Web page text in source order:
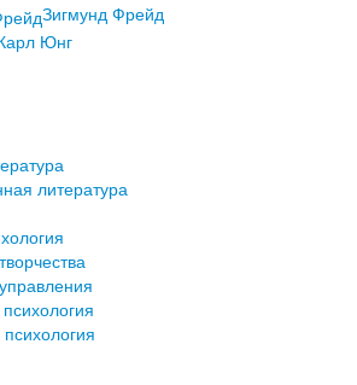
Зигмунд Фрейд
Юнг
литература